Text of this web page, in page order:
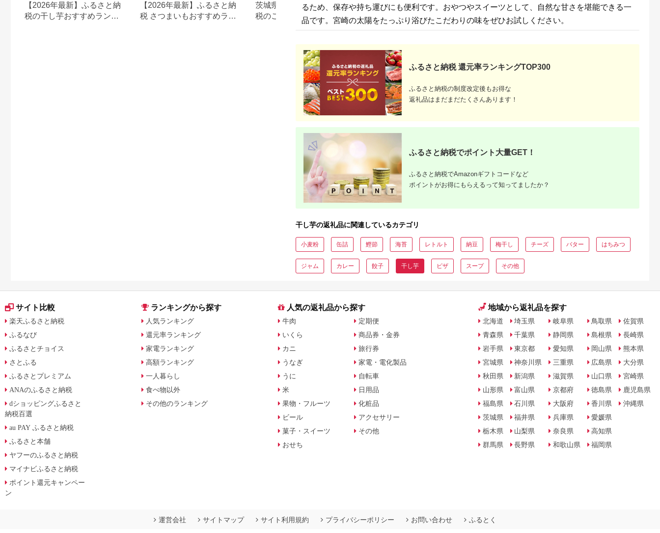
【2026年最新】ふるさと納
税の干し芋おすすめランキ
【2026年最新】ふるさと納
税 さつまいもおすすめラン
茨城県筑西市のふるさと納
税のご紹介
【2026年最新】ふるさと納
税さつまいもおすすめラン
キング｜品種・形態・寄付
るため、保存や持ち運びにも便利です。おやつやスイーツとして、自然な甘さを堪能できる一
品です。宮崎の太陽をたっぷり浴びたこだわりの味をぜひお試しください。
ふるさと納税 還元率ランキングTOP300
ふるさと納税の制度改定後もお得な
返礼品はまだまだたくさんあります！
ふるさと納税でポイント大量GET！
ふるさと納税でAmazonギフトコードなど
ポイントがお得にもらえるって知ってましたか？
干し芋の返礼品に関連しているカテゴリ
小麦粉 缶詰 鰹節 海苔 レトルト 納豆 梅干し チーズ バター はちみつ
ジャム カレー 餃子 干し芋 ピザ スープ その他
サイト比較
楽天ふるさと納税
ふるなび
ふるさとチョイス
さとふる
ふるさとプレミアム
ANAのふるさと納税
dショッピングふるさと
納税百選
au PAY ふるさと納税
ふるさと本舗
ヤフーのふるさと納税
マイナビふるさと納税
ポイント還元キャンペー
ン
ランキングから探す
人気ランキング
還元率ランキング
家電ランキング
高額ランキング
一人暮らし
食べ物以外
その他のランキング
人気の返礼品から探す
牛肉
いくら
カニ
うなぎ
うに
米
果物・フルーツ
ビール
菓子・スイーツ
おせち
定期便
商品券・金券
旅行券
家電・電化製品
自転車
日用品
化粧品
アクセサリー
その他
地域から返礼品を探す
北海道
青森県
岩手県
宮城県
秋田県
山形県
福島県
茨城県
栃木県
群馬県
埼玉県
千葉県
東京都
神奈川県
新潟県
富山県
石川県
福井県
山梨県
長野県
岐阜県
静岡県
愛知県
三重県
滋賀県
京都府
大阪府
兵庫県
奈良県
和歌山県
鳥取県
島根県
岡山県
広島県
山口県
徳島県
香川県
愛媛県
高知県
福岡県
佐賀県
長崎県
熊本県
大分県
宮崎県
鹿児島県
沖縄県
運営会社 サイトマップ サイト利用規約 プライバシーポリシー お問い合わせ ふるとく